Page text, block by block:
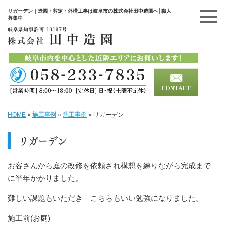
リガーデン｜造園・剪定・外構工事は岐阜市の株式会社田中造園へ│職人
募集中
HOME » 施工事例 » 施工事例 » リガーデン
リガーデン
お客さんから庭の改修を依頼され構想を練りながら完成まで
に半年かかりました。
難しい課題もいただき こちらもいい勉強になりました。
施工前(お庭)